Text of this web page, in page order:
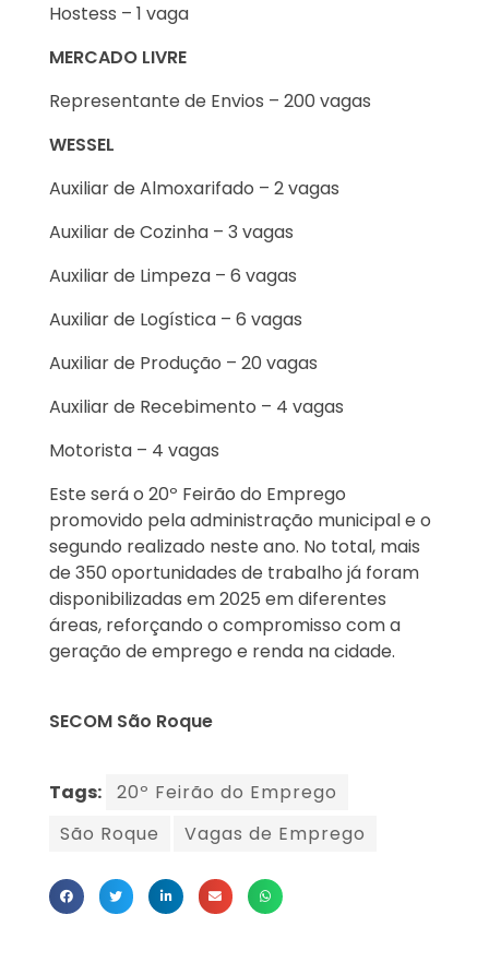
Hostess – 1 vaga
MERCADO LIVRE
Representante de Envios – 200 vagas
WESSEL
Auxiliar de Almoxarifado – 2 vagas
Auxiliar de Cozinha – 3 vagas
Auxiliar de Limpeza – 6 vagas
Auxiliar de Logística – 6 vagas
Auxiliar de Produção – 20 vagas
Auxiliar de Recebimento – 4 vagas
Motorista – 4 vagas
Este será o 20º Feirão do Emprego
promovido pela administração municipal e o
segundo realizado neste ano. No total, mais
de 350 oportunidades de trabalho já foram
disponibilizadas em 2025 em diferentes
áreas, reforçando o compromisso com a
geração de emprego e renda na cidade.
SECOM São Roque
Tags:
20º Feirão do Emprego
São Roque
Vagas de Emprego